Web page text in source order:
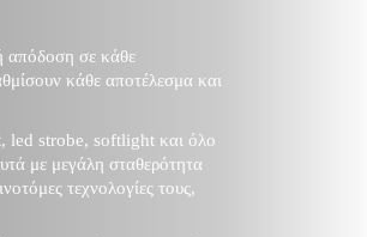
σε κάθε
κάθε αποτέλεσμα και
led strobe, softlight και όλο
με μεγάλη σταθερότητα
τεχνολογίες τους,